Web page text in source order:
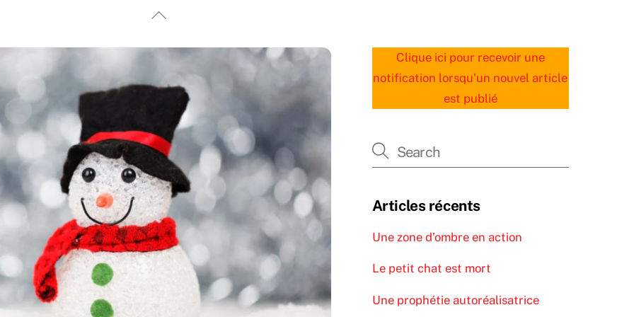
Clique ici pour recevoir une
notification lorsqu'un nouvel article
est publié
Articles récents
Une zone d’ombre en action
Le petit chat est mort
Une prophétie autoréalisatrice
Back
Top